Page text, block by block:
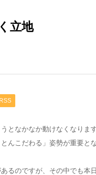
立地
RSS
となかなか動けなくなります
んこだわる」姿勢が重要とな
るのですが、その中でも本